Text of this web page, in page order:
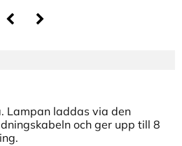
Lampan laddas via den
och ger upp till 8